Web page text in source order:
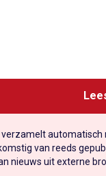
automatisch
van reeds
nieuws uit externe